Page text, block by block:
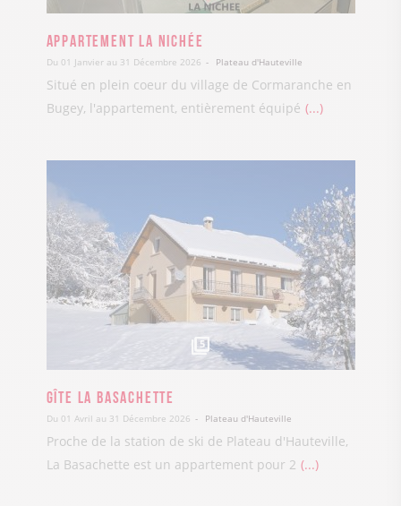
Appartement La Nichée
Du 01 Janvier au 31 Décembre 2026 Plateau d'Hauteville
Situé en plein coeur du village de Cormaranche en
Bugey, l'appartement, entièrement équipé ...
5
Gîte La Basachette
Du 01 Avril au 31 Décembre 2026 Plateau d'Hauteville
Proche de la station de ski de Plateau d'Hauteville,
La Basachette est un appartement pour 2 ...